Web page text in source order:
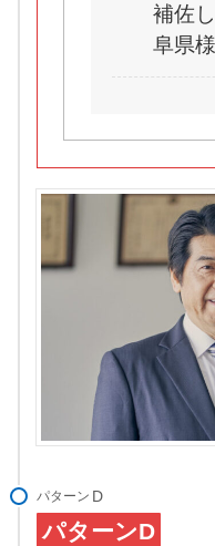
補佐
阜県様
パターン
パターンD